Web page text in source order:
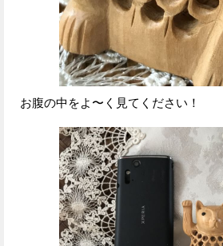
お腹の中をよ〜く見てください！